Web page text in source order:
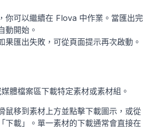
你可以繼續在 Flova 中作業。當匯出完
動開始。
果匯出失敗，可從頁面提示再次啟動。
體檔案區下載特定素材或素材組。
鼠移到素材上方並點擊下載圖示，或從
下載」。單一素材的下載通常會直接在